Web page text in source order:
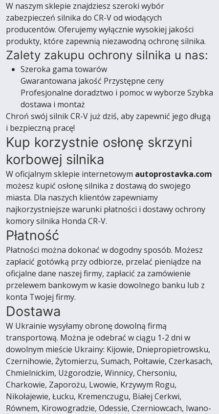
W naszym sklepie znajdziesz szeroki wybór
zabezpieczeń silnika do CR-V od wiodących
producentów. Oferujemy wyłącznie wysokiej jakości
produkty, które zapewnią niezawodną ochronę silnika.
Zalety zakupu ochrony silnika u nas:
Szeroka gama towarów
Gwarantowana jakość Przystępne ceny
Profesjonalne doradztwo i pomoc w wyborze Szybka
dostawa i montaż
Chroń swój silnik CR-V już dziś, aby zapewnić jego długą
i bezpieczną pracę!
Kup korzystnie osłonę skrzyni
korbowej silnika
W oficjalnym sklepie internetowym autoprostavka.com
możesz kupić osłonę silnika z dostawą do swojego
miasta. Dla naszych klientów zapewniamy
najkorzystniejsze warunki płatności i dostawy ochrony
komory silnika Honda CR-V.
Płatność
Płatności można dokonać w dogodny sposób. Możesz
zapłacić gotówką przy odbiorze, przelać pieniądze na
oficjalne dane naszej firmy, zapłacić za zamówienie
przelewem bankowym w kasie dowolnego banku lub z
konta Twojej firmy.
Dostawa
W Ukrainie wysyłamy obronę dowolną firmą
transportową. Można je odebrać w ciągu 1-2 dni w
dowolnym mieście Ukrainy: Kijowie, Dniepropietrowsku,
Czernihowie, Żytomierzu, Sumach, Połtawie, Czerkasach,
Chmielnickim, Użgorodzie, Winnicy, Chersoniu,
Charkowie, Zaporożu, Lwowie, Krzywym Rogu,
Nikołajewie, Łucku, Kremenczugu, Białej Cerkwi,
Równem, Kirowogradzie, Odessie, Czerniowcach, Iwano-